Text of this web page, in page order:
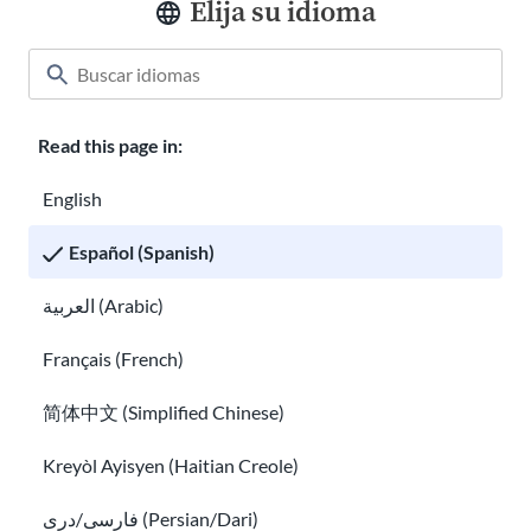
Elija su idioma
Read this page in:
English
Español (Spanish)
العربية (Arabic)
Français (French)
简体中文 (Simplified Chinese)
Kreyòl Ayisyen (Haitian Creole)
فارسی/دری (Persian/Dari)
Política de privacidad
Puedes copiar y redistribuir los materiales
crédito apropiado, te solicitamos que incluyas un enlace a